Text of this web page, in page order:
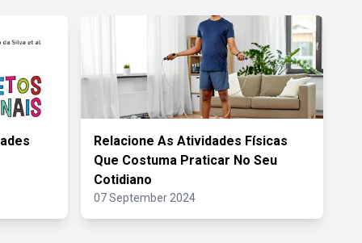
Relacione As Atividades Físicas
Que Costuma Praticar No Seu
Cotidiano
07 September 2024